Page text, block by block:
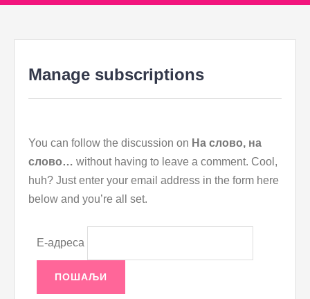
Skip
content
Manage subscriptions
You can follow the discussion on На слово, на
слово… without having to leave a comment. Cool,
huh? Just enter your email address in the form here
below and you’re all set.
Е-адреса